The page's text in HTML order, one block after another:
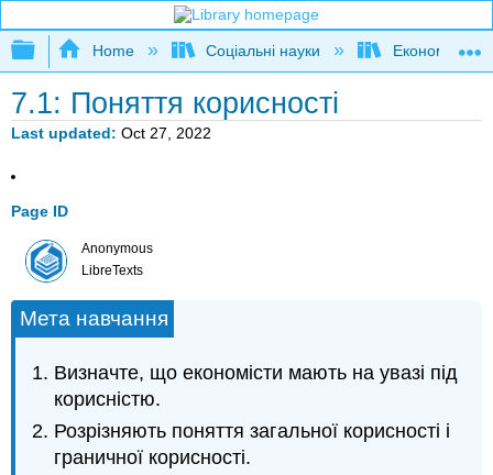
Expand/collapse global hierarchy
Home Соціальні науки Економіка
7.1: Поняття корисності
Last updated Oct 27, 2022
Page ID
Anonymous
LibreTexts
Мета навчання
Визначте, що економісти мають на увазі під
корисністю.
Розрізняють поняття загальної корисності і
граничної корисності.